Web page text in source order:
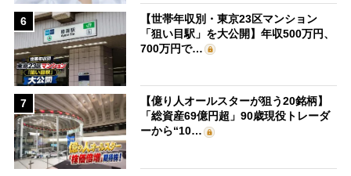
6
【世帯年収別・東京23区マンション
「狙い目駅」を大公開】年収500万円、
700万円で…
7
【億り人オールスターが狙う20銘柄】
「総資産69億円超」90歳現役トレーダ
ーから“10…